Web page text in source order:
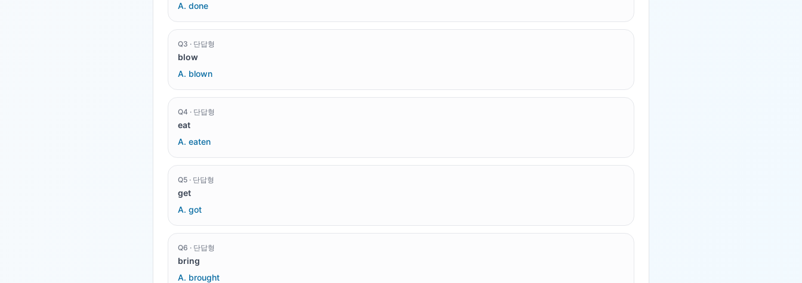
A. done
Q3 · 단답형
blow
A. blown
Q4 · 단답형
eat
A. eaten
Q5 · 단답형
get
A. got
Q6 · 단답형
bring
A. brought